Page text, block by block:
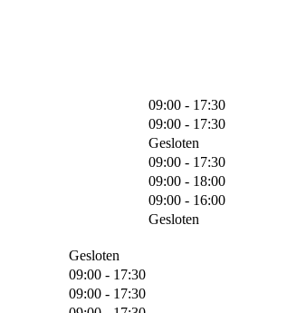
09:00 - 17:30
09:00 - 17:30
Gesloten
09:00 - 17:30
09:00 - 18:00
09:00 - 16:00
Gesloten
Gesloten
09:00 - 17:30
09:00 - 17:30